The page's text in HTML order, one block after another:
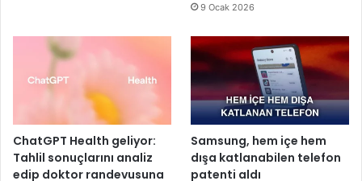
9 Ocak 2026
ChatGPT Health geliyor:
Tahlil sonuçlarını analiz
edip doktor randevusuna
Samsung, hem içe hem
dışa katlanabilen telefon
patenti aldı